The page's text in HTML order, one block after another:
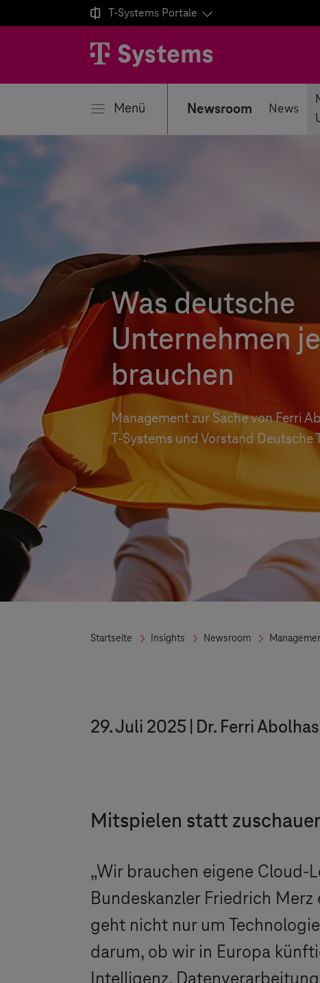
 T-Systems Portale
Menü Newsroom News
Was deutsche
Unternehmen
brauchen
Management zur Sache von Ferri
T-Systems und Vorstand Deutsche
Startseite Insights Newsroom
29. Juli 2025 Dr. Ferri
Mitspielen statt
„Wir brauchen eigene Cloud-
Bundeskanzler Friedrich
geht nicht nur um
darum, ob wir in Europa